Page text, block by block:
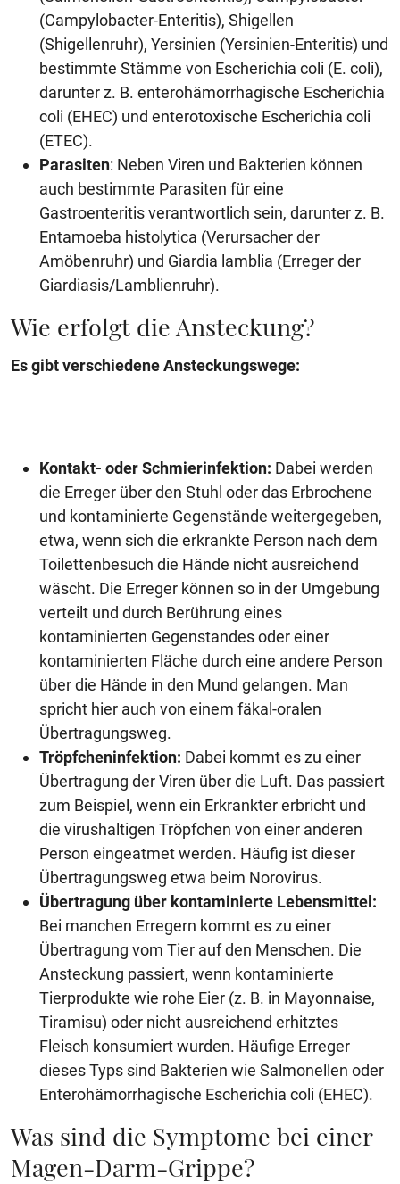
(Campylobacter-Enteritis), Shigellen
(Shigellenruhr), Yersinien (Yersinien-Enteritis) und
bestimmte Stämme von Escherichia coli (E. coli),
darunter z. B. enterohämorrhagische Escherichia
coli (EHEC) und enterotoxische Escherichia coli
(ETEC).
Parasiten: Neben Viren und Bakterien können
auch bestimmte Parasiten für eine
Gastroenteritis verantwortlich sein, darunter z. B.
Entamoeba histolytica (Verursacher der
Amöbenruhr) und Giardia lamblia (Erreger der
Giardiasis/Lamblienruhr).
Wie erfolgt die Ansteckung?
Es gibt verschiedene Ansteckungswege:
Kontakt- oder Schmierinfektion: Dabei werden
die Erreger über den Stuhl oder das Erbrochene
und kontaminierte Gegenstände weitergegeben,
etwa, wenn sich die erkrankte Person nach dem
Toilettenbesuch die Hände nicht ausreichend
wäscht. Die Erreger können so in der Umgebung
verteilt und durch Berührung eines
kontaminierten Gegenstandes oder einer
kontaminierten Fläche durch eine andere Person
über die Hände in den Mund gelangen. Man
spricht hier auch von einem fäkal-oralen
Übertragungsweg.
Tröpfcheninfektion: Dabei kommt es zu einer
Übertragung der Viren über die Luft. Das passiert
zum Beispiel, wenn ein Erkrankter erbricht und
die virushaltigen Tröpfchen von einer anderen
Person eingeatmet werden. Häufig ist dieser
Übertragungsweg etwa beim Norovirus.
Übertragung über kontaminierte Lebensmittel:
Bei manchen Erregern kommt es zu einer
Übertragung vom Tier auf den Menschen. Die
Ansteckung passiert, wenn kontaminierte
Tierprodukte wie rohe Eier (z. B. in Mayonnaise,
Tiramisu) oder nicht ausreichend erhitztes
Fleisch konsumiert wurden. Häufige Erreger
dieses Typs sind Bakterien wie Salmonellen oder
Enterohämorrhagische Escherichia coli (EHEC).
Was sind die Symptome bei einer
Magen-Darm-Grippe?